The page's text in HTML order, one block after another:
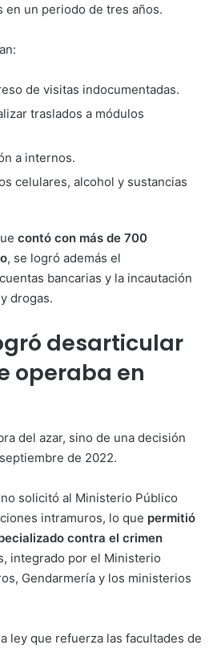
en un periodo de tres años.
de visitas indocumentadas.
traslados a módulos
a internos.
celulares, alcohol y sustancias
contó con más de 700
, se logró además el
bancarias y la incautación
drogas.
desarticular
operaba en
del azar, sino de una decisión
de 2022.
solicitó al Ministerio Público
intramuros, lo que permitió
contra el crimen
integrado por el Ministerio
Gendarmería y los ministerios
ley que refuerza las facultades de